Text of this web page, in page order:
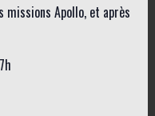
missions Apollo, et après